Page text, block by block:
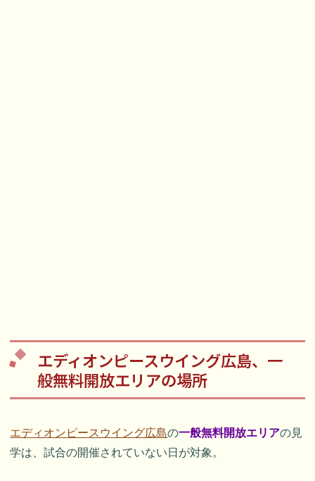
エディオンピースウイング広島、一
般無料開放エリアの場所
エディオンピースウイング広島の一般無料開放エリアの見
学は、試合の開催されていない日が対象。